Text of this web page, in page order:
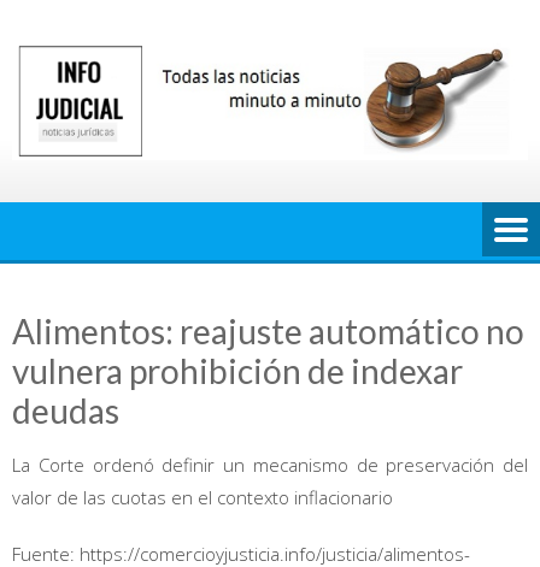
contenido
Alimentos: reajuste automático no
vulnera prohibición de indexar
deudas
La Corte ordenó definir un mecanismo de preservación del
valor de las cuotas en el contexto inflacionario
Fuente: https://comercioyjusticia.info/justicia/alimentos-